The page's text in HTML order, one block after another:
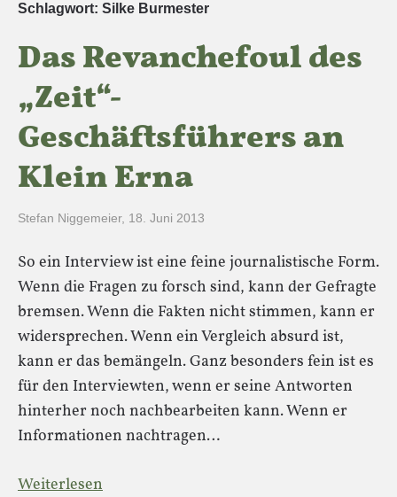
Schlagwort: Silke Burmester
Das Revanchefoul des
„Zeit“-
Geschäftsführers an
Klein Erna
Stefan Niggemeier, 18. Juni 2013
So ein Interview ist eine feine journalistische Form.
Wenn die Fragen zu forsch sind, kann der Gefragte
bremsen. Wenn die Fakten nicht stimmen, kann er
widersprechen. Wenn ein Vergleich absurd ist,
kann er das bemängeln. Ganz besonders fein ist es
für den Interviewten, wenn er seine Antworten
hinterher noch nachbearbeiten kann. Wenn er
Informationen nachtragen…
Weiterlesen